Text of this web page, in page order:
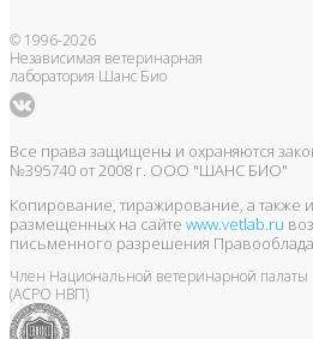
© 1996-2026
Независимая ветеринарная
лаборатория Шанс Био
Все права защищены и охраняются
№395740 от 2008 г. ООО "ШАНС БИО"
Копирование, тиражирование, а также
размещенных на сайте www.vetlab.ru
письменного разрешения
Член Национальной ветеринарной палаты
(АСРО НВП)